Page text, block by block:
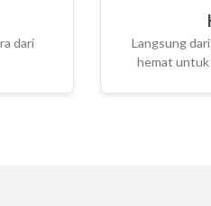
dari
Langsung
hemat untuk